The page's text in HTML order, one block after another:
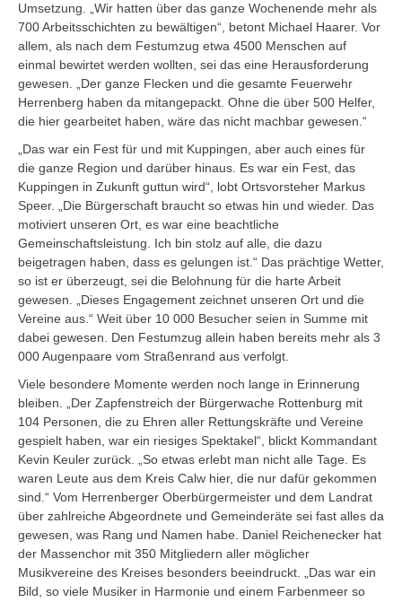
Umsetzung. „Wir hatten über das ganze Wochenende mehr als
700 Arbeitsschichten zu bewältigen“, betont Michael Haarer. Vor
allem, als nach dem Festumzug etwa 4500 Menschen auf
einmal bewirtet werden wollten, sei das eine Herausforderung
gewesen. „Der ganze Flecken und die gesamte Feuerwehr
Herrenberg haben da mitangepackt. Ohne die über 500 Helfer,
die hier gearbeitet haben, wäre das nicht machbar gewesen.“
„Das war ein Fest für und mit Kuppingen, aber auch eines für
die ganze Region und darüber hinaus. Es war ein Fest, das
Kuppingen in Zukunft guttun wird“, lobt Ortsvorsteher Markus
Speer. „Die Bürgerschaft braucht so etwas hin und wieder. Das
motiviert unseren Ort, es war eine beachtliche
Gemeinschaftsleistung. Ich bin stolz auf alle, die dazu
beigetragen haben, dass es gelungen ist.“ Das prächtige Wetter,
so ist er überzeugt, sei die Belohnung für die harte Arbeit
gewesen. „Dieses Engagement zeichnet unseren Ort und die
Vereine aus.“ Weit über 10 000 Besucher seien in Summe mit
dabei gewesen. Den Festumzug allein haben bereits mehr als 3
000 Augenpaare vom Straßenrand aus verfolgt.
Viele besondere Momente werden noch lange in Erinnerung
bleiben. „Der Zapfenstreich der Bürgerwache Rottenburg mit
104 Personen, die zu Ehren aller Rettungskräfte und Vereine
gespielt haben, war ein riesiges Spektakel“, blickt Kommandant
Kevin Keuler zurück. „So etwas erlebt man nicht alle Tage. Es
waren Leute aus dem Kreis Calw hier, die nur dafür gekommen
sind.“ Vom Herrenberger Oberbürgermeister und dem Landrat
über zahlreiche Abgeordnete und Gemeinderäte sei fast alles da
gewesen, was Rang und Namen habe. Daniel Reichenecker hat
der Massenchor mit 350 Mitgliedern aller möglicher
Musikvereine des Kreises besonders beeindruckt. „Das war ein
Bild, so viele Musiker in Harmonie und einem Farbenmeer so